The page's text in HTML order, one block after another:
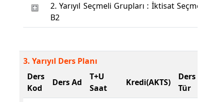
2. Yarıyıl Seçmeli Grupları : İktisat Seçmeli-
B2
3. Yarıyıl Ders Planı
Ders
Kod
Ders Ad
T+U
Saat
Kredi(AKTS)
Ders
Tür